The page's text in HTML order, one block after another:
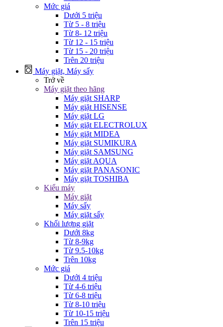
Mức giá
Dưới 5 triệu
Từ 5 - 8 triệu
Từ 8- 12 triệu
Từ 12 - 15 triệu
Từ 15 - 20 triệu
Trên 20 triệu
Máy giặt, Máy sấy
Trở về
Máy giặt theo hãng
Máy giặt SHARP
Máy giặt HISENSE
Máy giặt LG
Máy giặt ELECTROLUX
Máy giặt MIDEA
Máy giặt SUMIKURA
Máy giặt SAMSUNG
Máy giặt AQUA
Máy giặt PANASONIC
Máy giặt TOSHIBA
Kiểu máy
Máy giặt
Máy sấy
Máy giặt sấy
Khối lượng giặt
Dưới 8kg
Từ 8-9kg
Từ 9.5-10kg
Trên 10kg
Mức giá
Dưới 4 triệu
Từ 4-6 triệu
Từ 6-8 triệu
Từ 8-10 triệu
Từ 10-15 triệu
Trên 15 triệu